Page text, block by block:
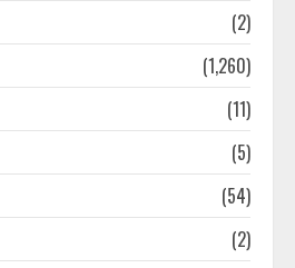
(2)
(1,260)
(11)
(5)
(54)
(2)